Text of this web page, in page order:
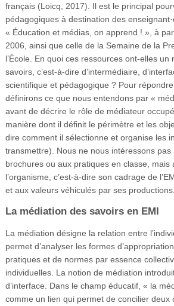
français (Loicq, 2017). Il est le principal
pédagogiques à destination des
« Éducation et médias, on apprend ! », à
2006, ainsi que celle de la Semaine de la
l’École. En quoi ces ressources ont-elles
savoirs, c’est-à-dire d’intermédiaire,
scientifique et pédagogique ? Pour
définirons ce que nous entendons par «
avant de décrire le rôle de médiateur
manière dont il définit le périmètre et les
dire comment il sélectionne et organise les
transmettre). Nous ne nous intéressons
brochures ou aux pratiques en classe, mais
l’organisme, c’est-à-dire son cadrage de
et aux valeurs véhiculés par ses productions.
La médiation des savoirs en EMI
La médiation désigne la relation entre
permet d’analyser les formes
pratiques et de normes par essence
individuelles. La notion de médiation introduit
d’interface. Dans le champ éducatif, « la
comme un lien qui permet de concilier deux